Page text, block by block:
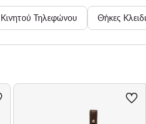
Τηλεφώνου Θήκες